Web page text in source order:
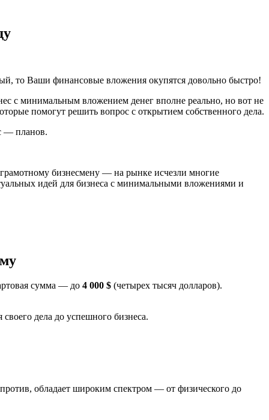
то Ваши финансовые вложения окупятся довольно быстро!
с минимальным вложением денег вполне реально, но вот не
помогут решить вопрос с открытием собственного дела.
— планов.
бизнесмену — на рынке исчезли многие
идей для бизнеса с минимальными вложениями и
сумма — до 4 000 $ (четырех тысяч долларов).
дела до успешного бизнеса.
обладает широким спектром — от физического до